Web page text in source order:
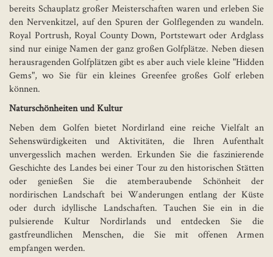
bereits Schauplatz großer Meisterschaften waren und erleben Sie
den Nervenkitzel, auf den Spuren der Golflegenden zu wandeln.
Royal Portrush, Royal County Down, Portstewart oder Ardglass
sind nur einige Namen der ganz großen Golfplätze. Neben diesen
herausragenden Golfplätzen gibt es aber auch viele kleine "Hidden
Gems", wo Sie für ein kleines Greenfee großes Golf erleben
können.
Naturschönheiten und Kultur
Neben dem Golfen bietet Nordirland eine reiche Vielfalt an
Sehenswürdigkeiten und Aktivitäten, die Ihren Aufenthalt
unvergesslich machen werden. Erkunden Sie die faszinierende
Geschichte des Landes bei einer Tour zu den historischen Stätten
oder genießen Sie die atemberaubende Schönheit der
nordirischen Landschaft bei Wanderungen entlang der Küste
oder durch idyllische Landschaften. Tauchen Sie ein in die
pulsierende Kultur Nordirlands und entdecken Sie die
gastfreundlichen Menschen, die Sie mit offenen Armen
empfangen werden.